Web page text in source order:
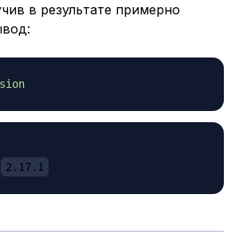
в результате примерно
2.17.1